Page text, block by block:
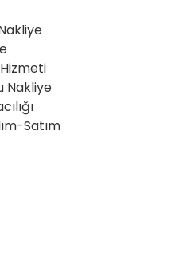
Nakliye
Satım